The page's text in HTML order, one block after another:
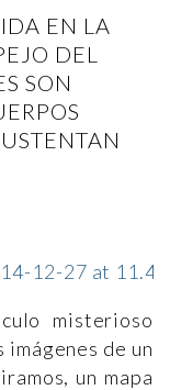
EN LA
DEL
SON
misterioso
de un
un mapa